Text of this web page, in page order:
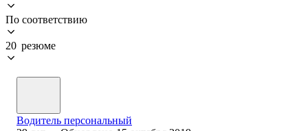
По соответствию
20 резюме
Водитель персональный